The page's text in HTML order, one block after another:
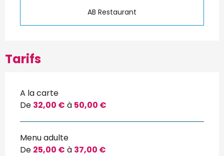
AB Restaurant
Tarifs
A la carte
De 32,00 € à 50,00 €
Menu adulte
De 25,00 € à 37,00 €